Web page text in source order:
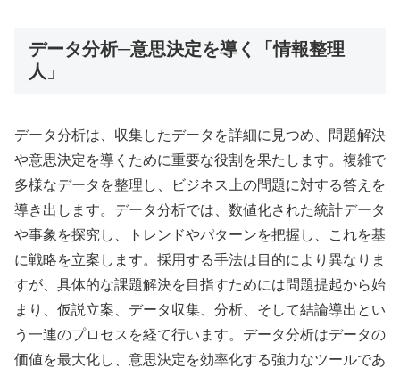
データ分析─意思決定を導く「情報整理
人」
データ分析は、収集したデータを詳細に見つめ、問題解決
や意思決定を導くために重要な役割を果たします。複雑で
多様なデータを整理し、ビジネス上の問題に対する答えを
導き出します。データ分析では、数値化された統計データ
や事象を探究し、トレンドやパターンを把握し、これを基
に戦略を立案します。採用する手法は目的により異なりま
すが、具体的な課題解決を目指すためには問題提起から始
まり、仮説立案、データ収集、分析、そして結論導出とい
う一連のプロセスを経て行います。データ分析はデータの
価値を最大化し、意思決定を効率化する強力なツールであ